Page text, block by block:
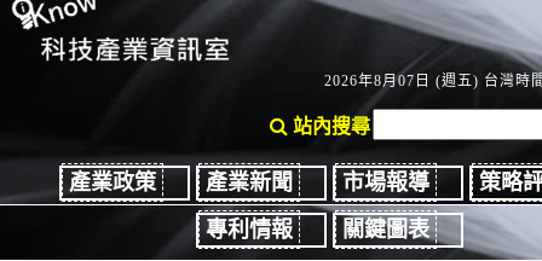
2026年8月07日 (週五) 台灣時
站內搜尋
產業政策 產業新聞 市場報導
策略
專利情報
關鍵圖表